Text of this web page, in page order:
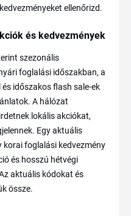
ellenőrizd.
és kedvezmények
szezonális
foglalási időszakban, a
időszakos flash sale-ek
A hálózat
lokális akciókat,
Egy aktuális
korai foglalási kedvezmény
és hosszú hétvégi
aktuális kódokat és
össze.